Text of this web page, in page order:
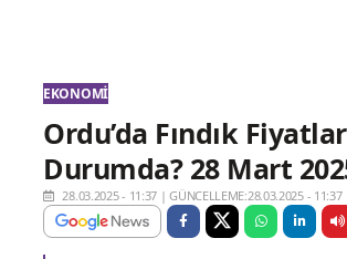
EKONOMI
Ordu’da Fındık
Durumda? 28 Mart
28.03.2025 - 11:37 |GÜNCELLEME:28.03.2025 - 11:37